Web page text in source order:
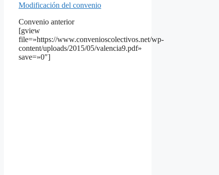
Modificación del convenio
Convenio anterior
[gview
file=»https://www.convenioscolectivos.net/wp-
content/uploads/2015/05/valencia9.pdf»
save=»0″]